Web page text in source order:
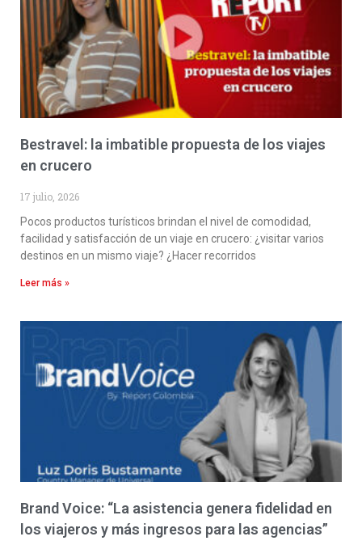
Bestravel: la imbatible propuesta de los viajes
en crucero
17 julio, 2026
Pocos productos turísticos brindan el nivel de comodidad,
facilidad y satisfacción de un viaje en crucero: ¿visitar varios
destinos en un mismo viaje? ¿Hacer recorridos
Leer más »
Brand Voice: “La asistencia genera fidelidad en
los viajeros y más ingresos para las agencias”